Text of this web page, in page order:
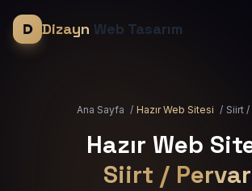
Dizayn Web Tasarım
Ana Sayfa / Hazır Web Sitesi / Siirt /
Hazır Web
Siirt /